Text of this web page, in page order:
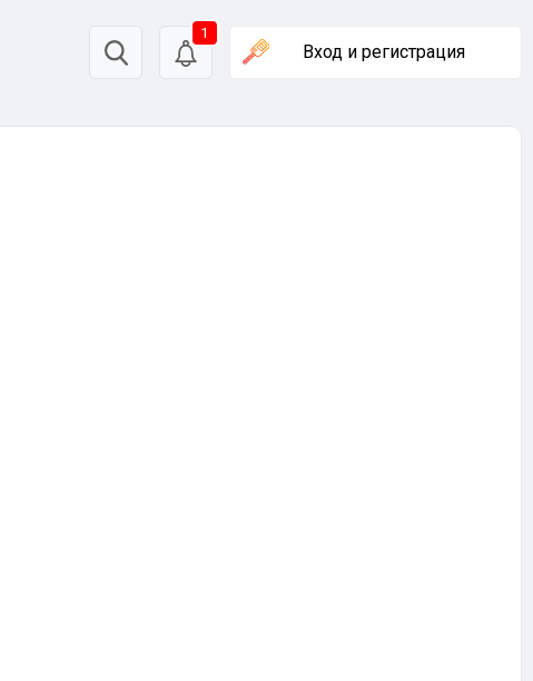
1
Вход и регистрация